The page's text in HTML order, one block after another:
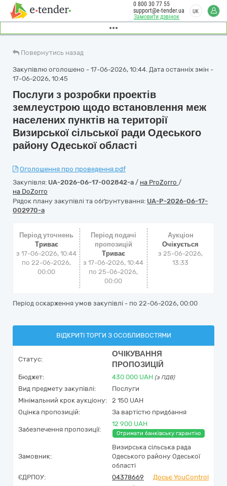
Замовити дзвінок
0 800 30 77 55
support@e-tender.ua
UK
Повернутись назад
Закупівлю оголошено - 17-06-2026, 10:44. Дата останніх змін -
17-06-2026, 10:45
Послуги з розробки проектів
землеустрою щодо встановлення меж
населених пунктів на території
Визирської сільської ради Одеського
району Одеської області
Оголошення про проведення.pdf
Закупівля: UA-2026-06-17-002842-a / на ProZorro /
на DoZorro
Рядок плану закупівлі та обґрунтування: UA-P-2026-06-17-
002970-a
Період уточнень
Триває
з 17-06-2026, 10:44
по 22-06-2026,
00:00
Період подачі
пропозицій
Триває
з 17-06-2026, 10:44
по 25-06-2026,
00:00
Аукціон
Очікується
з25-06-2026,
13:33
Період оскарження умов закупівлі - по 22-06-2026, 00:00
ВІДКРИТІ ТОРГИ З ОСОБЛИВОСТЯМИ
Статус:
ОЧІКУВАННЯ
ПРОПОЗИЦІЙ
Бюджет: 430 000 UAH (з ПДВ)
Вид предмету закупівлі:
Послуги
Мінімальний крок аукціону:
2 150 UAH
Оцінка пропозицій:
За вартістю придбання
Забезпечення пропозиції:
12 900 UAH
Отримати банківську гарантію
Замовник:
Визирська сільська рада
Одеського району Одеської
області
ЄДРПОУ:
04378669 Досьє YouControl